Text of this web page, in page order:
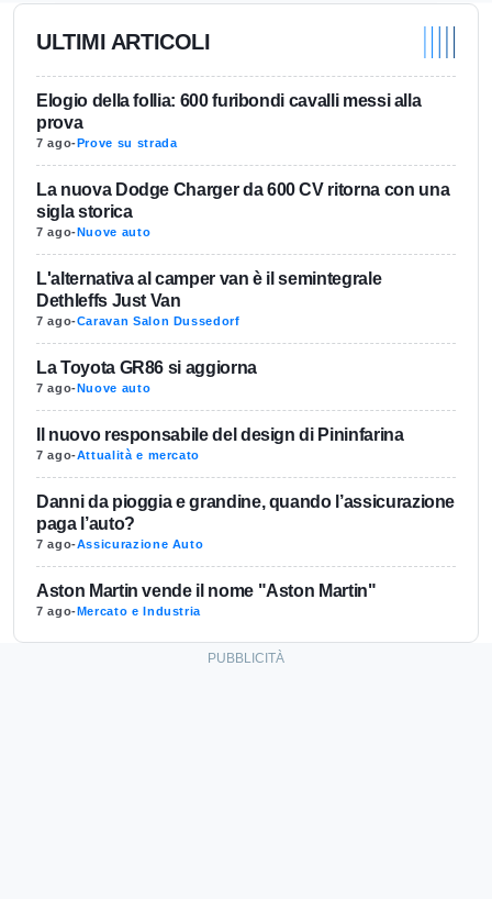
ULTIMI ARTICOLI
Elogio della follia: 600 furibondi cavalli messi alla
prova
7 ago-Prove su strada
La nuova Dodge Charger da 600 CV ritorna con una
sigla storica
7 ago-Nuove auto
L'alternativa al camper van è il semintegrale
Dethleffs Just Van
7 ago-Caravan Salon Dussedorf
La Toyota GR86 si aggiorna
7 ago-Nuove auto
Il nuovo responsabile del design di Pininfarina
7 ago-Attualità e mercato
Danni da pioggia e grandine, quando l’assicurazione
paga l’auto?
7 ago-Assicurazione Auto
Aston Martin vende il nome "Aston Martin"
7 ago-Mercato e Industria